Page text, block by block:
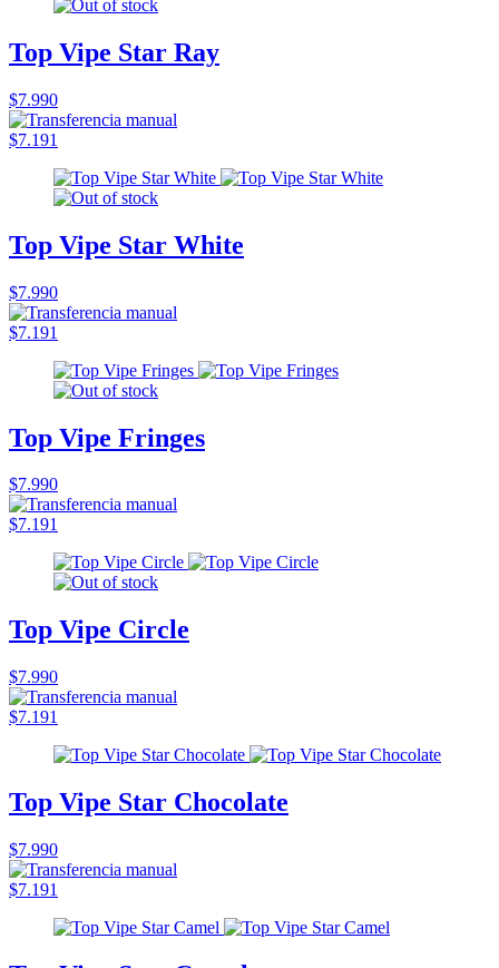
Top Vipe Star Ray
$7.990
$7.191
Top Vipe Star White
$7.990
$7.191
Top Vipe Fringes
$7.990
$7.191
Top Vipe Circle
$7.990
$7.191
Top Vipe Star Chocolate
$7.990
$7.191